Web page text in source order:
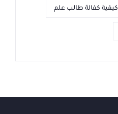
كيفية كفالة طالب علم